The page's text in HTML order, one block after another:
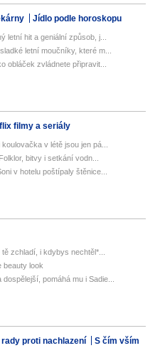
Jídlo podle horoskopu
letní hit a geniální způsob, j...
letní moučníky, které m...
obláček zvládnete připravit...
filmy a seriály
v létě jsou jen pá...
bitvy i setkání vodn...
v hotelu poštípaly štěnice...
zchladí, i kdybys nechtěl*...
beauty look
pomáhá mu i Sadie...
rady proti nachlazení
S čím vším